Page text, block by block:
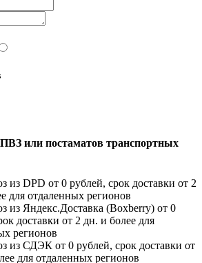
или постаматов транспортных
из DPD от 0 рублей, срок доставки от 2
для отдаленных регионов
из Яндекс.Доставка (Boxberry) от 0
доставки от 2 дн. и более для
регионов
из СДЭК от 0 рублей, срок доставки от
для отдаленных регионов